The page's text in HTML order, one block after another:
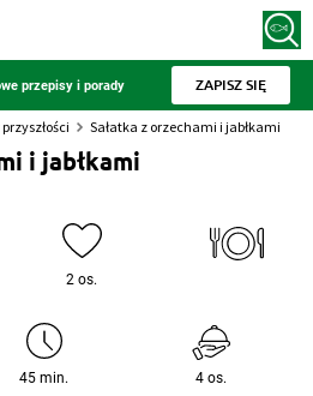
przepisy i porady ZAPISZ SIĘ
Sałatka z orzechami i jabłkami
i jabłkami
2 os.
45 min. 4 os.